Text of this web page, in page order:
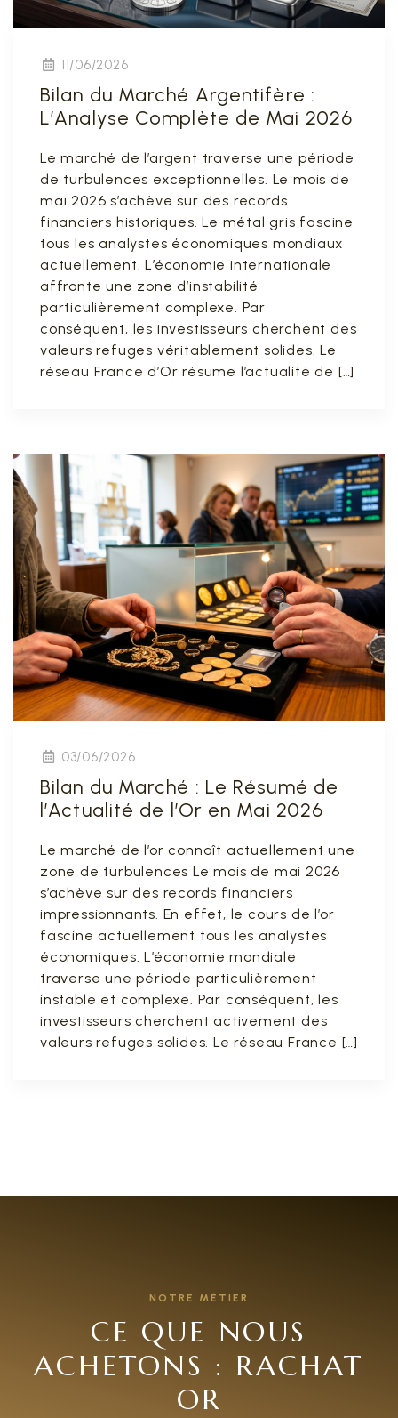
11/06/2026
Bilan du Marché Argentifère :
L’Analyse Complète de Mai 2026
Le marché de l’argent traverse une période
de turbulences exceptionnelles. Le mois de
mai 2026 s’achève sur des records
financiers historiques. Le métal gris fascine
tous les analystes économiques mondiaux
actuellement. L’économie internationale
affronte une zone d’instabilité
particulièrement complexe. Par
conséquent, les investisseurs cherchent des
valeurs refuges véritablement solides. Le
réseau France d’Or résume l’actualité de […]
03/06/2026
Bilan du Marché : Le Résumé de
l’Actualité de l’Or en Mai 2026
Le marché de l’or connaît actuellement une
zone de turbulences Le mois de mai 2026
s’achève sur des records financiers
impressionnants. En effet, le cours de l’or
fascine actuellement tous les analystes
économiques. L’économie mondiale
traverse une période particulièrement
instable et complexe. Par conséquent, les
investisseurs cherchent activement des
valeurs refuges solides. Le réseau France […]
NOTRE MÉTIER
CE QUE NOUS
ACHETONS : RACHAT
OR